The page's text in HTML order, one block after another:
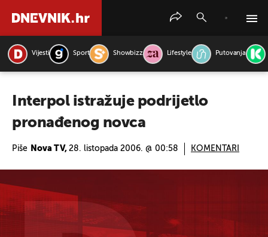
Vijesti Sport Showbizz Lifestyle Putovanja
Interpol istražuje podrijetlo
pronađenog novca
Piše Nova TV, 28. listopada 2006. @ 00:58 KOMENTARI
PRETRAŽITE VIJESTI